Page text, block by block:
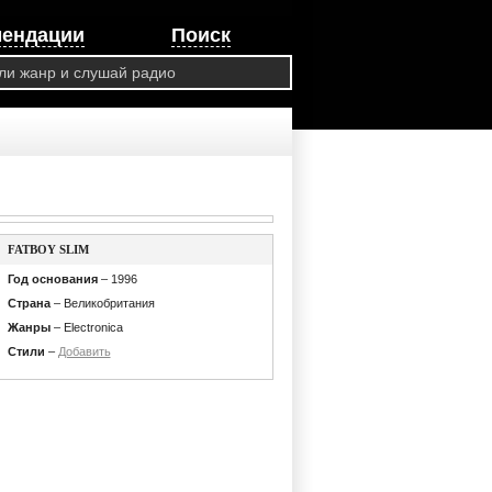
Поиск
FATBOY SLIM
Год основания– 1996
Страна– Великобритания
Жанры– Electronica
Стили – Добавить